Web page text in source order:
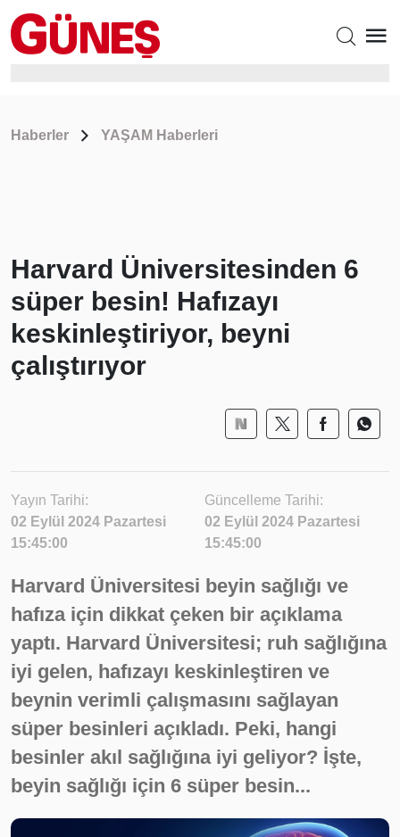
Haberler YAŞAM Haberleri
Harvard Üniversitesinden 6
süper besin! Hafızayı
keskinleştiriyor, beyni
çalıştırıyor
Yayın Tarihi:
02 Eylül 2024 Pazartesi
15:45:00
Güncelleme Tarihi:
02 Eylül 2024 Pazartesi
15:45:00
Harvard Üniversitesi beyin sağlığı ve
hafıza için dikkat çeken bir açıklama
yaptı. Harvard Üniversitesi; ruh sağlığına
iyi gelen, hafızayı keskinleştiren ve
beynin verimli çalışmasını sağlayan
süper besinleri açıkladı. Peki, hangi
besinler akıl sağlığına iyi geliyor? İşte,
beyin sağlığı için 6 süper besin...